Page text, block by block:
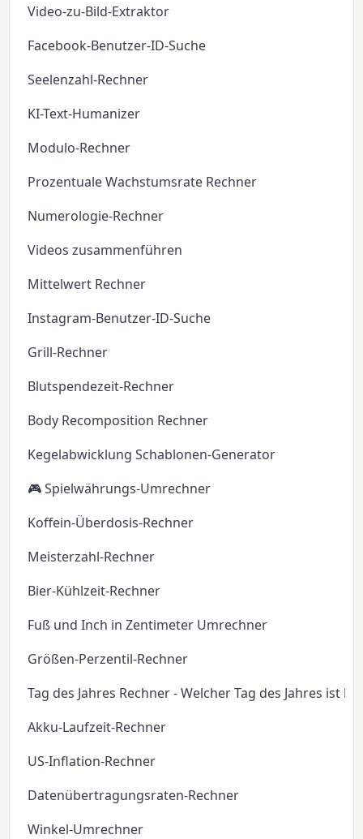
Video-zu-Bild-Extraktor
Facebook-Benutzer-ID-Suche
Seelenzahl-Rechner
KI-Text-Humanizer
Modulo-Rechner
Prozentuale Wachstumsrate Rechner
Numerologie-Rechner
Videos zusammenführen
Mittelwert Rechner
Instagram-Benutzer-ID-Suche
Grill-Rechner
Blutspendezeit-Rechner
Body Recomposition Rechner
Kegelabwicklung Schablonen-Generator
🎮 Spielwährungs-Umrechner
Koffein-Überdosis-Rechner
Meisterzahl-Rechner
Bier-Kühlzeit-Rechner
Fuß und Inch in Zentimeter Umrechner
Größen-Perzentil-Rechner
Tag des Jahres Rechner - Welcher Tag des Jahres ist
Akku-Laufzeit-Rechner
US-Inflation-Rechner
Datenübertragungsraten-Rechner
Winkel-Umrechner